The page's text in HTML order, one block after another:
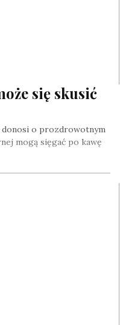
się skusić
donosi o prozdrowotnym
mogą sięgać po kawę